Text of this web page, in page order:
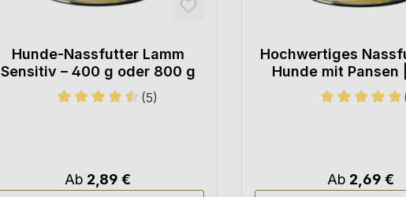
Hunde-Nassfutter Lamm
Sensitiv – 400 g oder 800 g
(5)
Ab 2,89 €
Hochwertiges
Hunde mit Pansen
Dose
Ab 2,69 €